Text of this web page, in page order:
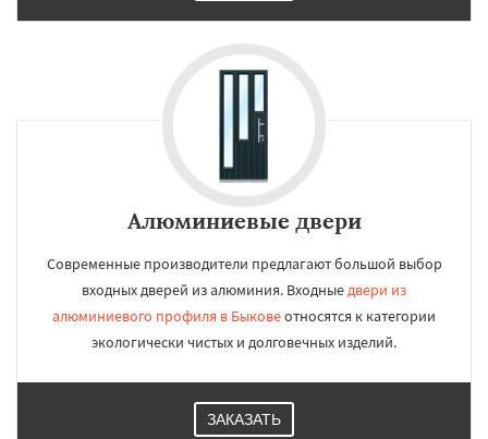
Алюминиевые двери
Современные производители предлагают большой выбор
входных дверей из алюминия. Входныедвери из
алюминиевого профиля в Быковеотносятся к категории
экологически чистых и долговечных изделий.
ЗАКАЗАТЬ